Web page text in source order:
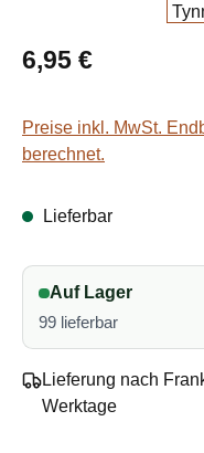
Regulärer Preis:
6,95 €
Preise inkl. MwSt.
berechnet.
Lieferbar
Auf Lager
99 lieferbar
Lieferung nach
Werktage